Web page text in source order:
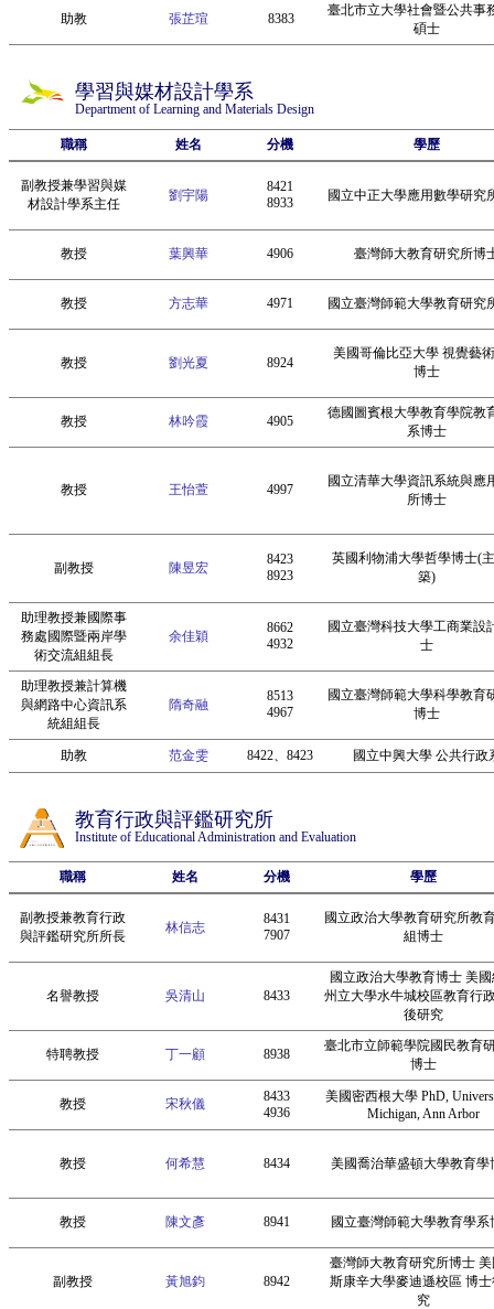
助教 張芷瑄 8383
臺北市立大學社會暨公共事
碩士
學習與媒材設計學系
Department of Learning and Materials Design
職稱 姓名 分機 學歷
副教授兼學習與媒
材設計學系主任
劉宇陽
8421
8933
國立中正大學應用數學研究
教授 葉興華 4906 臺灣師大教育研究所博
教授 方志華 4971 國立臺灣師範大學教育研究
教授 劉光夏 8924
美國哥倫比亞大學 視覺藝
博士
教授 林吟霞 4905
德國圖賓根大學教育學院教
系博士
教授 王怡萱 4997
國立清華大學資訊系統與應
所博士
副教授 陳昱宏
8423
8923
英國利物浦大學哲學博士(
築)
助理教授兼國際事
務處國際暨兩岸學
術交流組組長
余佳穎
8662
4932
國立臺灣科技大學工商業設
士
助理教授兼計算機
與網路中心資訊系
統組組長
隋奇融
8513
4967
國立臺灣師範大學科學教育
博士
助教 范金雯 8422、8423 國立中興大學 公共行政
教育行政與評鑑研究所
Institute of Educational Administration and Evaluation
職稱 姓名 分機 學歷
副教授兼教育行政
與評鑑研究所所長
林信志
8431
7907
國立政治大學教育研究所教
組博士
名譽教授 吳清山 8433
國立政治大學教育博士 美
州立大學水牛城校區教育行
後研究
特聘教授 丁一顧 8938
臺北市立師範學院國民教育
博士
教授 宋秋儀
8433
4936
美國密西根大學 PhD,
Michigan, Ann Arbor
教授 何希慧 8434 美國喬治華盛頓大學教育學
教授 陳文彥 8941 國立臺灣師範大學教育學系
副教授 黃旭鈞 8942
臺灣師大教育研究所博士
斯康辛大學麥迪遜校區 博
究